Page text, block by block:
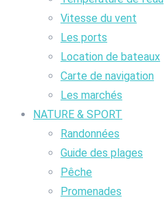
Vitesse du vent
Les ports
Location de bateaux
Carte de navigation
Les marchés
NATURE & SPORT
Randonnées
Guide des plages
Pêche
Promenades